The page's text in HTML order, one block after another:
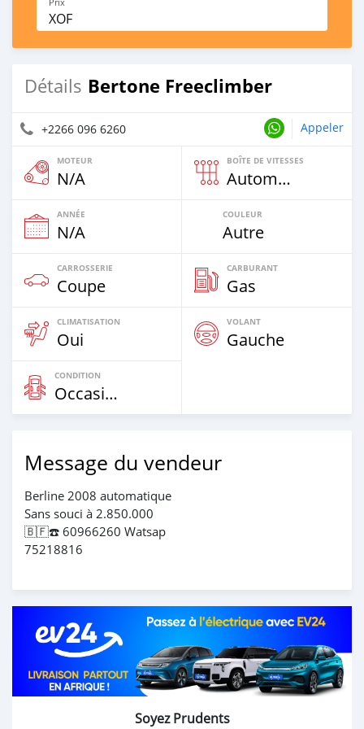
XOF
Détails Bertone Freeclimber
+2266 096 6260 Appeler
MOTEUR
N/A
BOÎTE DE VITESSES
Automatique
ANNÉE
N/A
COULEUR
Autre
CARROSSERIE
Coupe
CARBURANT
Gas
CLIMATISATION
Oui
VOLANT
Gauche
CONDITION
Occasion
Message du vendeur
Berline 2008 automatique
Sans souci à 2.850.000
🇧🇫☎️ 60966260 Watsap
75218816
Soyez Prudents